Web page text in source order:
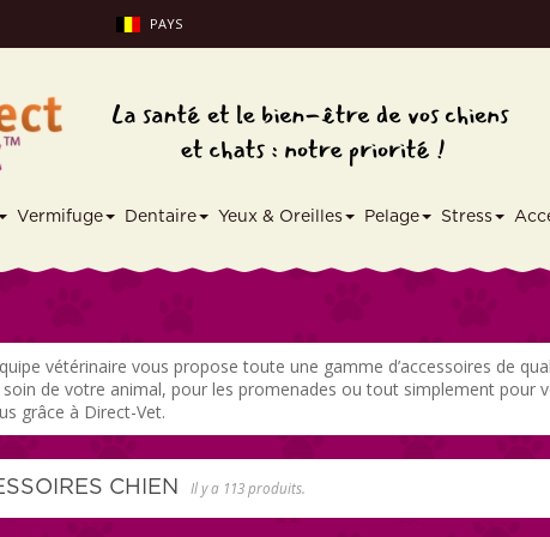
PAYS
Vermifuge Dentaire Yeux & Oreilles Pelage Stress
vétérinaire vous propose toute une gamme d’accessoires de
de votre animal, pour les promenades ou tout simplement pour
grâce à Direct-Vet.
CHIEN Il y a 113 produits.